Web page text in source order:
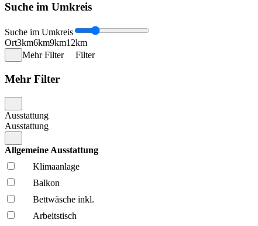
Suche im Umkreis
Suche im Umkreis
Ort3km6km9km12km
Mehr Filter
Filter
Mehr Filter
Ausstattung
Ausstattung
Allgemeine Ausstattung
Klima­anlage
Balkon
Bettwäsche inkl.
Arbeitstisch